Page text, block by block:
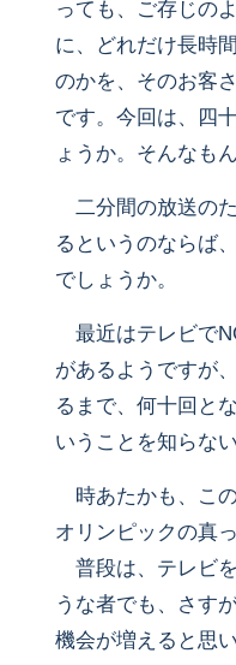
っても、ご存じの
に、どれだけ長時
のかを、そのお客
です。今回は、四
ょうか。そんなも
二分間の放送の
るというのならば
でしょうか。
最近はテレビで
があるようですが
るまで、何十回と
いうことを知らな
時あたかも、こ
オリンピックの真
普段は、テレビ
うな者でも、さす
機会が増えると思い